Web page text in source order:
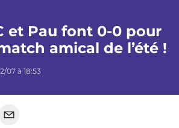
et Pau font 0-0 pour
amical de l’été !
07 à 18:53